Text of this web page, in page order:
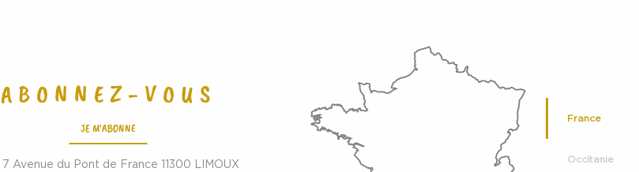
ABONNEZ-VOUS
JE M'ABONNE
7 Avenue du Pont de France 11300 LIMOUX
France
Occitanie